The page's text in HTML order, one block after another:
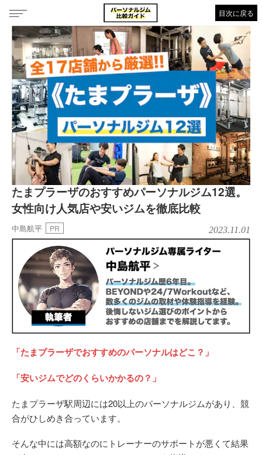
目次に戻る
たまプラーザのおすすめパーソナルジム12選。
女性向け人気店や安いジムを徹底比較
中島航平 PR 2023.11.01
「たまプラーザでおすすめのパーソナルはどこ？」
「安いジムでどのくらいかかるの？」
たまプラーザ駅周辺には20以上のパーソナルジムがあり、競
合がひしめき合っています。
そんな中には高額なのにトレーナーのサポートが悪くて結果